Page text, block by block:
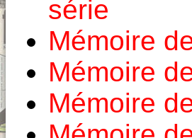
série
Mémoire
Mémoire
Mémoire